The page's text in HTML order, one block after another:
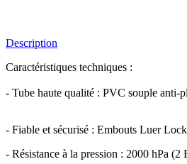
Description
Caractéristiques techniques :
- Tube haute qualité : PVC souple anti-
- Fiable et sécurisé : Embouts Luer
- Résistance à la pression : 2000 hPa (2